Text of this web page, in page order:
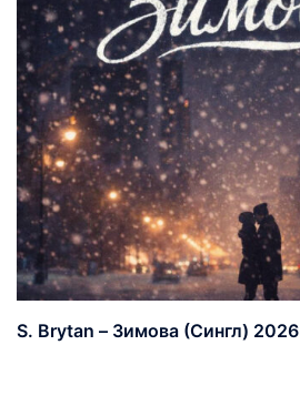
S. Brytan – Зимова (Сингл) 2026